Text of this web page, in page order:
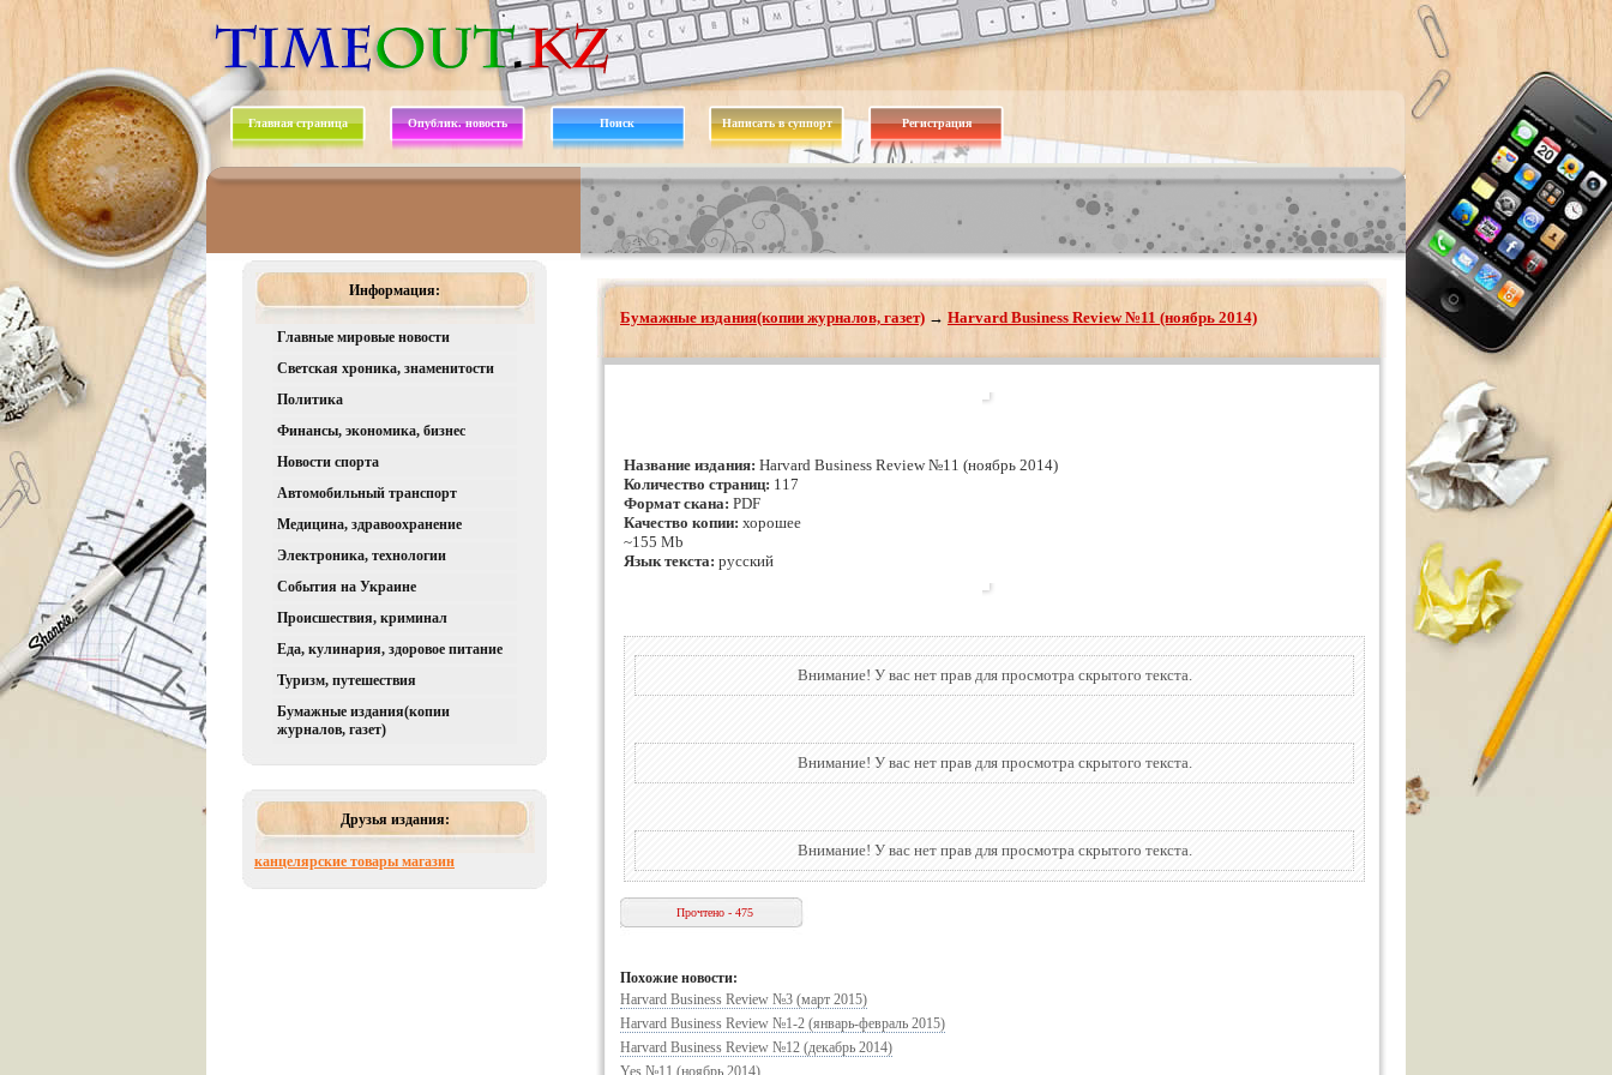
Главная страница Опублик. новость Поиск Написать в суппорт Регистрация
Информация:
Главные мировые новости
Светская хроника, знаменитости
Политика
Финансы, экономика, бизнес
Новости спорта
Автомобильный транспорт
Медицина, здравоохранение
Электроника, технологии
События на Украине
Происшествия, криминал
Еда, кулинария, здоровое питание
Туризм, путешествия
Бумажные издания(копии
журналов, газет)
Друзья издания:
канцелярские товары магазин
Бумажные издания(копии журналов, газет) → Harvard Business Review №11 (ноябрь 2014)
Название издания: Harvard Business Review №11 (ноябрь 2014)
Количество страниц: 117
Формат скана: PDF
Качество копии: хорошее
~155 Mb
Язык текста: русский
Внимание! У вас нет прав для просмотра скрытого текста.
Внимание! У вас нет прав для просмотра скрытого текста.
Внимание! У вас нет прав для просмотра скрытого текста.
Прочтено - 475
Похожие новости:
Harvard Business Review №3 (март 2015)
Harvard Business Review №1-2 (январь-февраль 2015)
Harvard Business Review №12 (декабрь 2014)
Yes №11 (ноябрь 2014)